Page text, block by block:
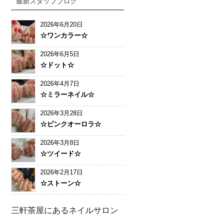
2026年6月20日
☆ワンカラー☆
2026年6月5日
☆ドット☆
2026年4月7日
☆ミラーネイル☆
2026年3月28日
☆ピンクオーロラ☆
2026年3月8日
☆ツイード☆
2026年2月17日
☆ストーン☆
三軒茶屋にあるネイルサロン